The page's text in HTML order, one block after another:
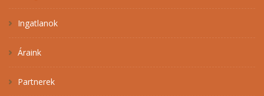
Ingatlanok
Áraink
Partnerek